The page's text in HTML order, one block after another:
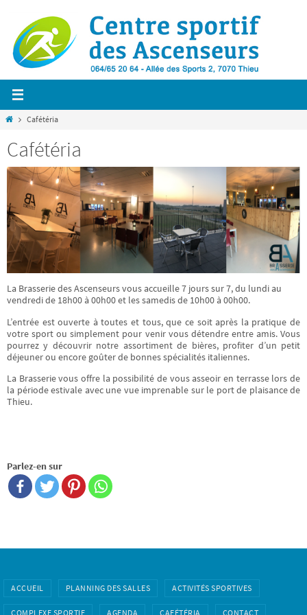
contenu
HomeCafétéria
Cafétéria
La Brasserie des Ascenseurs vous accueille 7 jours sur 7, du lundi au
vendredi de 18h00 à 00h00 et les samedis de 10h00 à 00h00.
L’entrée est ouverte à toutes et tous, que ce soit après la pratique de
votre sport ou simplement pour venir vous détendre entre amis. Vous
pourrez y découvrir notre assortiment de bières, profiter d’un petit
déjeuner ou encore goûter de bonnes spécialités italiennes.
La Brasserie vous offre la possibilité de vous asseoir en terrasse lors de
la période estivale avec une vue imprenable sur le port de plaisance de
Thieu.
Parlez-en sur
ACCUEIL PLANNING DES SALLES ACTIVITÉS SPORTIVES
COMPLEXE SPORTIF AGENDA CAFÉTÉRIA CONTACT